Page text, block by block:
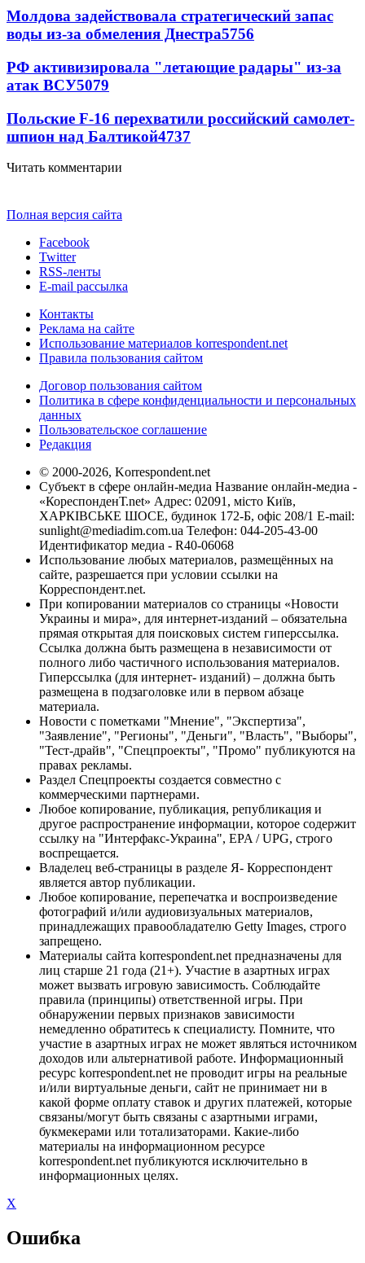
Молдова задействовала стратегический запас
воды из-за обмеления Днестра5756
РФ активизировала "летающие радары" из-за
атак ВСУ5079
Польские F-16 перехватили российский самолет-
шпион над Балтикой4737
Читать комментарии
Полная версия сайта
Facebook
Twitter
RSS-ленты
E-mail рассылка
Контакты
Реклама на сайте
Использование материалов korrespondent.net
Правила пользования сайтом
Договор пользования сайтом
Политика в сфере конфиденциальности и персональных
данных
Пользовательское соглашение
Редакция
© 2000-2026, Korrespondent.net
Субъект в сфере онлайн-медиа Название онлайн-медиа -
«КореспонденТ.net» Адрес: 02091, місто Київ,
ХАРКІВСЬКЕ ШОСЕ, будинок 172-Б, офіс 208/1 E-mail:
sunlight@mediadim.com.ua Телефон: 044-205-43-00
Идентификатор медиа - R40-06068
Использование любых материалов, размещённых на
сайте, разрешается при условии ссылки на
Корреспондент.net.
При копировании материалов со страницы «Новости
Украины и мира», для интернет-изданий – обязательна
прямая открытая для поисковых систем гиперссылка.
Ссылка должна быть размещена в независимости от
полного либо частичного использования материалов.
Гиперссылка (для интернет- изданий) – должна быть
размещена в подзаголовке или в первом абзаце
материала.
Новости с пометками "Мнение", "Экспертиза",
"Заявление", "Регионы", "Деньги", "Власть", "Выборы",
"Тест-драйв", "Спецпроекты", "Промо" публикуются на
правах рекламы.
Раздел Спецпроекты создается совместно с
коммерческими партнерами.
Любое копирование, публикация, републикация и
другое распространение информации, которое содержит
ссылку на "Интерфакс-Украина", EPA / UPG, строго
воспрещается.
Владелец веб-страницы в разделе Я- Корреспондент
является автор публикации.
Любое копирование, перепечатка и воспроизведение
фотографий и/или аудиовизуальных материалов,
принадлежащих правообладателю Getty Images, строго
запрещено.
Материалы сайта korrespondent.net предназначены для
лиц старше 21 года (21+). Участие в азартных играх
может вызвать игровую зависимость. Соблюдайте
правила (принципы) ответственной игры. При
обнаружении первых признаков зависимости
немедленно обратитесь к специалисту. Помните, что
участие в азартных играх не может являться источником
доходов или альтернативой работе. Информационный
ресурс korrespondent.net не проводит игры на реальные
и/или виртуальные деньги, сайт не принимает ни в
какой форме оплату ставок и других платежей, которые
связаны/могут быть связаны с азартными играми,
букмекерами или тотализаторами. Какие-либо
материалы на информационном ресурсе
korrespondent.net публикуются исключительно в
информационных целях.
X
Ошибка